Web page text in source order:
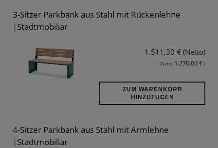
3-Sitzer Parkbank aus Stahl mit Rückenlehne
|Stadtmobiliar
1.511,30 € (Netto)
(Netto: 1.270,00 € )
ZUM WARENKORB
HINZUFÜGEN
4-Sitzer Parkbank aus Stahl mit Armlehne
|Stadtmobiliar